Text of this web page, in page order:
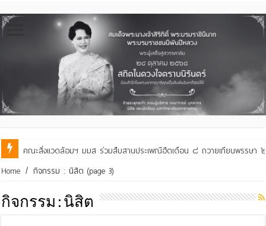
คณะสิ่งแวดล้อมฯ มมส ร่วมต้อนรับและแลกเปลี่ยนเรียนรู้กับบัณฑิตวิทยาลัย ใน
Home / กิจกรรม : นิสิต (page 3)
กิจกรรม : นิสิต